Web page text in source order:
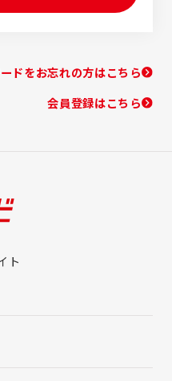
ドをお忘れの方はこちら
会員登録はこちら
ト